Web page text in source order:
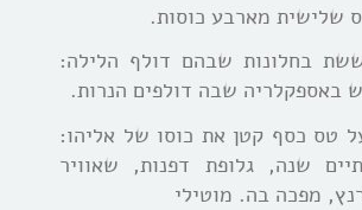
שלישית מארבע כוסות.
בחלונות שבהם דולף הלילה:
באספקלריה שבה דולפים הנרות.
טס כסף קטן את כוסו של אליהו:
שנה, גלופת דפנות, שאוויר
מפכה בה. מוטילי